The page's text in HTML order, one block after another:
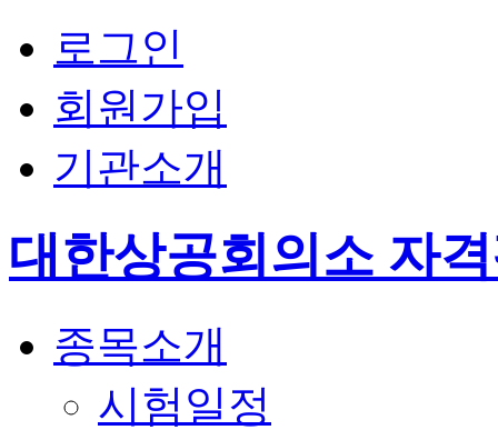
로그인
회원가입
기관소개
대한상공회의소 자
종목소개
시험일정